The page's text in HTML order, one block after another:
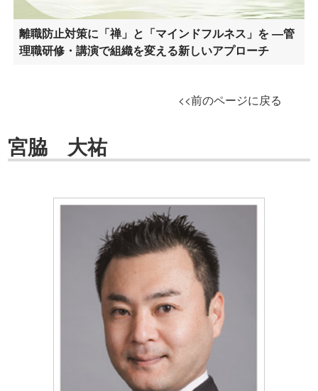
離職防止対策に「禅」と「マインドフルネス」を ―管
理職研修・講演で組織を変える新しいアプローチ
<<前のページに戻る
宮脇 大祐